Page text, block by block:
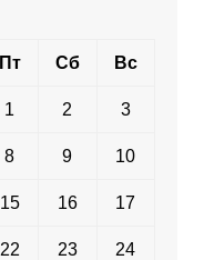
Пт Сб Вс
1 2 3
8 9 10
15 16 17
22 23 24